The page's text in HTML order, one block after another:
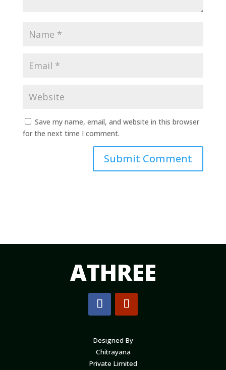
Save my name, email, and website in this browser
for the next time I comment.
Submit Comment
ATHREE
Designed By
Chitrayana
Private Limited